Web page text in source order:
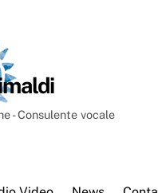
- Consulente vocale